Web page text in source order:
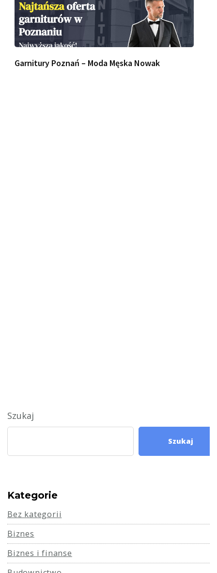
Garnitury Poznań – Moda Męska Nowak
Szukaj
Szukaj
Kategorie
Bez kategorii
Biznes
Biznes i finanse